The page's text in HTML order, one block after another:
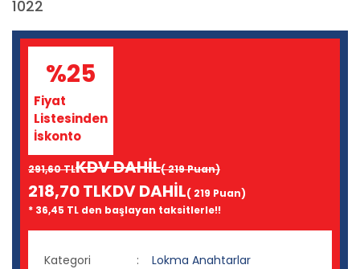
1022
%25
Fiyat
Listesinden
İskonto
291,60 TLKDV DAHİL( 219 Puan)
218,70 TLKDV DAHİL( 219 Puan)
* 36,45 TL den başlayan taksitlerle!!
Kategori
Lokma Anahtarlar